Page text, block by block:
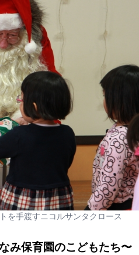
を手渡すニコルサンタクロース
み保育園のこどもたち〜